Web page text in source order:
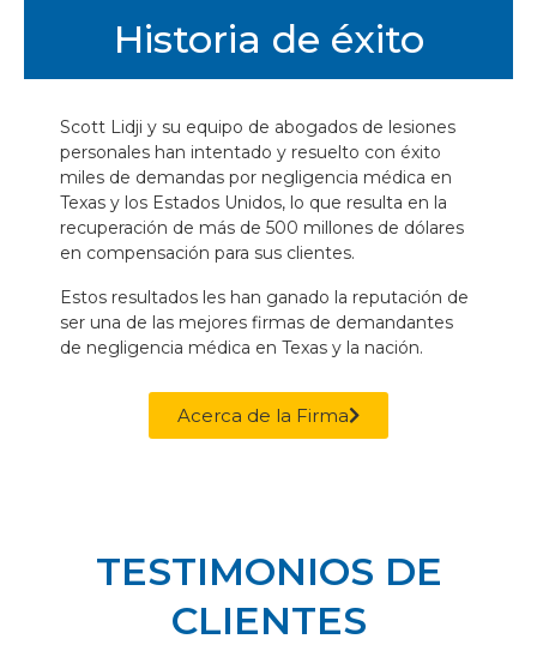
TESTIMONIOS DE
CLIENTES
Historia de éxito
Scott Lidji y su equipo de abogados de lesiones
personales han intentado y resuelto con éxito
miles de demandas por negligencia médica en
Texas y los Estados Unidos, lo que resulta en la
recuperación de más de 500 millones de dólares
en compensación para sus clientes.
Estos resultados les han ganado la reputación de
ser una de las mejores firmas de demandantes
de negligencia médica en Texas y la nación.
Acerca de la Firma